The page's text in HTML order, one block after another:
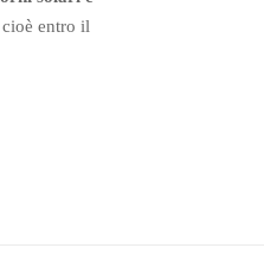
cioè entro il